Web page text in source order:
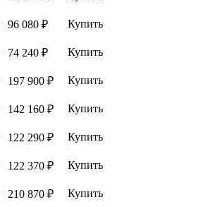
96 080 ₽
Купить
74 240 ₽
Купить
197 900 ₽
Купить
142 160 ₽
Купить
122 290 ₽
Купить
122 370 ₽
Купить
210 870 ₽ Купить